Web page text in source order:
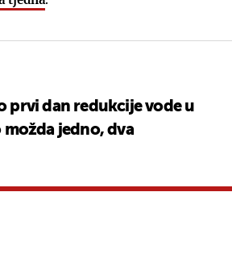
prvi dan redukcije vode u
možda jedno, dva